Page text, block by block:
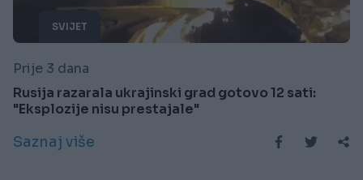
SVIJET
Prije 3 dana
Rusija razarala ukrajinski grad gotovo 12 sati:
"Eksplozije nisu prestajale"
Saznaj više